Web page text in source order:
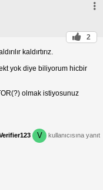
2
kaldırtırız.
yok diye biliyorum hicbir
olmak istiyosunuz
V kullanıcısına yanıt